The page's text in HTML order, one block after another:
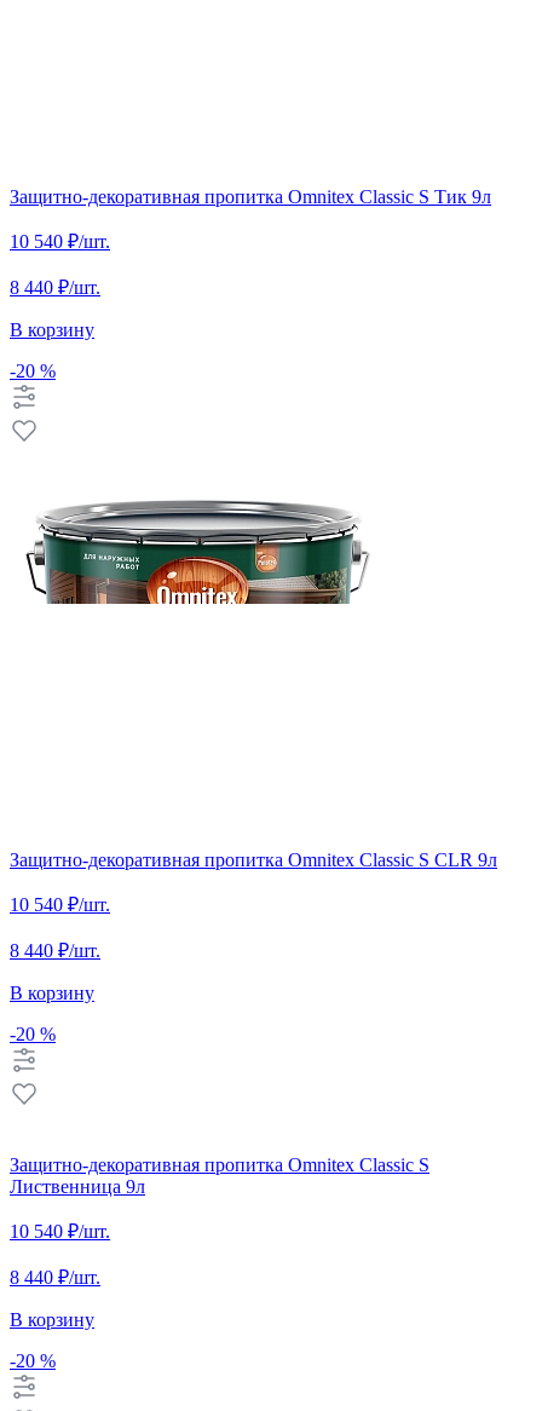
Защитно-декоративная пропитка Omnitex Classic S Тик 9л
10 540 ₽/шт.
8 440 ₽/шт.
В корзину
-20 %
Защитно-декоративная пропитка Omnitex Classic S CLR 9л
10 540 ₽/шт.
8 440 ₽/шт.
В корзину
-20 %
Защитно-декоративная пропитка Omnitex Classic S
Лиственница 9л
10 540 ₽/шт.
8 440 ₽/шт.
В корзину
-20 %